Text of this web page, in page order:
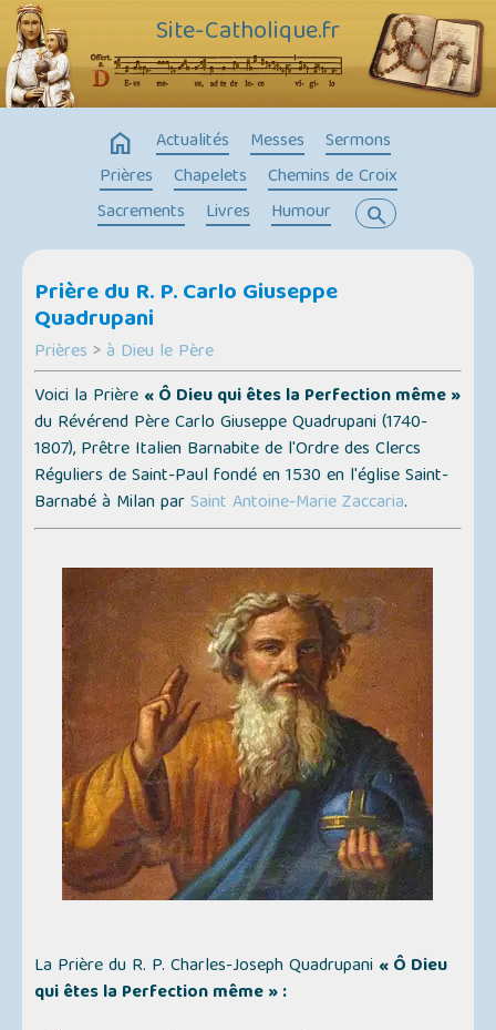
Site-Catholique.fr
home Actualités Messes
Sermons
Prières
Chapelets
Chemins de Croix
Sacrements
Livres Humour search
Prière du R. P. Carlo Giuseppe
Quadrupani
Prières > à Dieu le Père
Voici la Prière « Ô Dieu qui êtes la Perfection même »
du Révérend Père Carlo Giuseppe Quadrupani (1740-
1807), Prêtre Italien Barnabite de l'Ordre des Clercs
Réguliers de Saint-Paul fondé en 1530 en l'église Saint-
Barnabé à Milan parSaint Antoine-Marie Zaccaria.
La Prière du R. P. Charles-Joseph Quadrupani « Ô Dieu
qui êtes la Perfection même » :